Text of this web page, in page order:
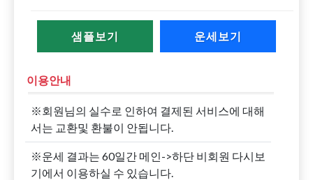
샘플보기 운세보기
이용안내
※회원님의 실수로 인하여 결제된 서비스에 대해
서는 교환및 환불이 안됩니다.
※운세 결과는 60일간 메인->하단 비회원 다시보
기에서 이용하실 수 있습니다.